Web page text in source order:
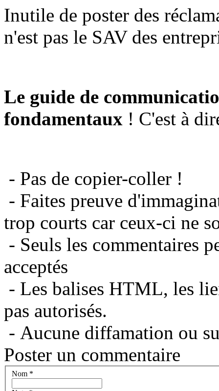
Inutile de poster des
n'est pas le SAV des
Le guide de
fondamentaux ! C'est à
- Pas de copier-coller !
- Faites preuve
trop courts car ceux-ci ne
- Seuls les commentaires
acceptés
- Les balises HTML, les
pas autorisés.
- Aucune diffamation ou
Poster un commentaire
Nom *